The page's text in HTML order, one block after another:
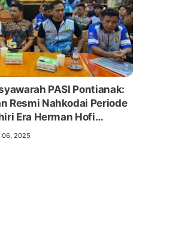
PASI Pontianak:
Resmi Nahkodai Periode
Era Herman Hofi
06, 2025